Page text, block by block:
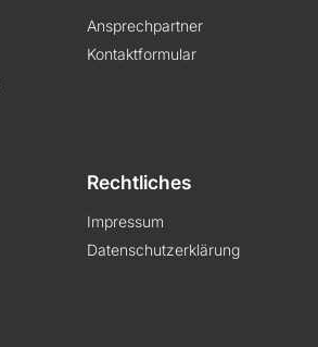
Ansprechpartner
Kontaktformular
Rechtliches
Impressum
Datenschutzerklärung